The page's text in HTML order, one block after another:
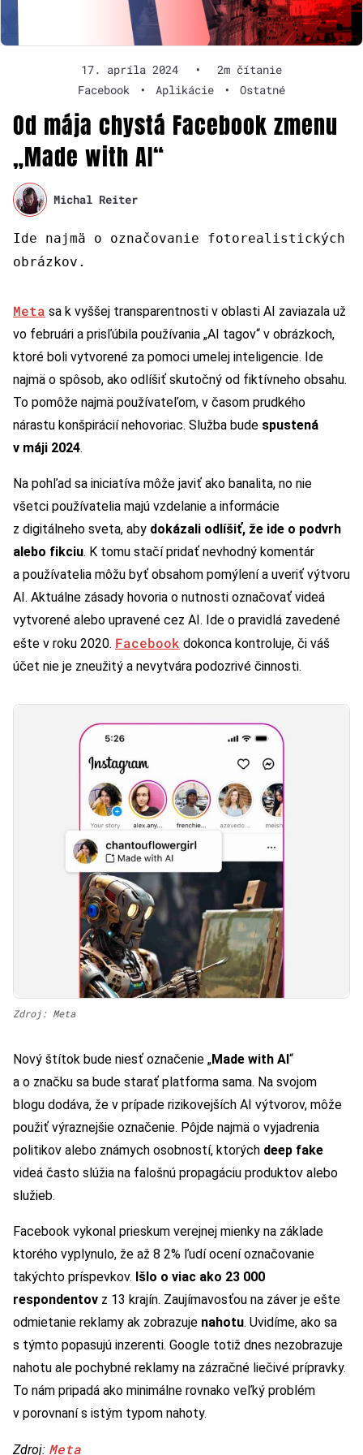
17. apríla 2024 •
2m čítanie
Facebook
• Aplikácie • Ostatné
Od mája chystá Facebook zmenu
„Made with AI“
Michal Reiter
Ide najmä o označovanie fotorealistických
obrázkov.
Meta sa k vyššej transparentnosti v oblasti AI zaviazala už
vo februári a prisľúbila používania „AI tagov“ v obrázkoch,
ktoré boli vytvorené za pomoci umelej inteligencie. Ide
najmä o spôsob, ako odlíšiť skutočný od fiktívneho obsahu.
To pomôže najmä používateľom, v časom prudkého
nárastu konšpirácií nehovoriac. Služba bude spustená
v máji 2024.
Na pohľad sa iniciatíva môže javiť ako banalita, no nie
všetci používatelia majú vzdelanie a informácie
z digitálneho sveta, aby dokázali odlíšiť, že ide o podvrh
alebo fikciu. K tomu stačí pridať nevhodný komentár
a používatelia môžu byť obsahom pomýlení a uveriť výtvoru
AI. Aktuálne zásady hovoria o nutnosti označovať videá
vytvorené alebo upravené cez AI. Ide o pravidlá zavedené
ešte v roku 2020. Facebook dokonca kontroluje, či váš
účet nie je zneužitý a nevytvára podozrivé činnosti.
Zdroj: Meta
Nový štítok bude niesť označenie „Made with AI“
a o značku sa bude starať platforma sama. Na svojom
blogu dodáva, že v prípade rizikovejších AI výtvorov, môže
použiť výraznejšie označenie. Pôjde najmä o vyjadrenia
politikov alebo známych osobností, ktorých deep fake
videá často slúžia na falošnú propagáciu produktov alebo
služieb.
Facebook vykonal prieskum verejnej mienky na základe
ktorého vyplynulo, že až 8 2% ľudí ocení označovanie
takýchto príspevkov. Išlo o viac ako 23 000
respondentov z 13 krajín. Zaujímavosťou na záver je ešte
odmietanie reklamy ak zobrazuje nahotu. Uvidíme, ako sa
s týmto popasujú inzerenti. Google totiž dnes nezobrazuje
nahotu ale pochybné reklamy na zázračné liečivé prípravky.
To nám pripadá ako minimálne rovnako veľký problém
v porovnaní s istým typom nahoty.
Zdroj: Meta